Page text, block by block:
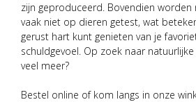
zijn geproduceerd. Bovendien
vaak niet op dieren getest, wat
gerust hart kunt genieten van je
schuldgevoel. Op zoek naar
veel meer?
Bestel online of kom langs in onze